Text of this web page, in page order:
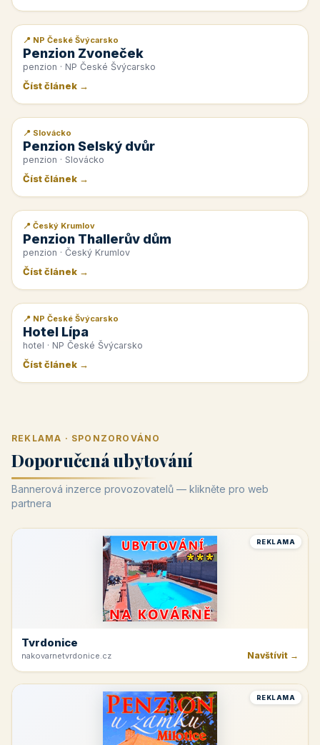
📰 PR článek
📍 NP České Švýcarsko
Penzion Zvoneček
penzion · NP České Švýcarsko
Číst článek →
📰 PR článek
📍 Slovácko
Penzion Selský dvůr
penzion · Slovácko
Číst článek →
📰 PR článek
📍 Český Krumlov
Penzion Thallerův dům
penzion · Český Krumlov
Číst článek →
📰 PR článek
📍 NP České Švýcarsko
Hotel Lípa
hotel · NP České Švýcarsko
Číst článek →
REKLAMA · SPONZOROVÁNO
Doporučená ubytování
Bannerová inzerce provozovatelů — klikněte pro web
partnera
REKLAMA
Tvrdonice
nakovarnetvrdonice.cz Navštívit →
REKLAMA